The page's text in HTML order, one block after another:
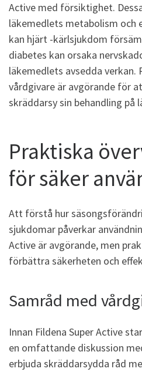
Active med försiktighet.
läkemedlets metabolism och
kan hjärt -kärlsjukdom
diabetes kan orsaka
läkemedlets avsedda verkan.
vårdgivare är avgörande för
skräddarsy sin behandling på
Praktiska
för säker
Att förstå hur
sjukdomar påverkar
Active är avgörande, men
förbättra säkerheten och
Samråd med
Innan Fildena Super Active
en omfattande diskussion
erbjuda skräddarsydda råd